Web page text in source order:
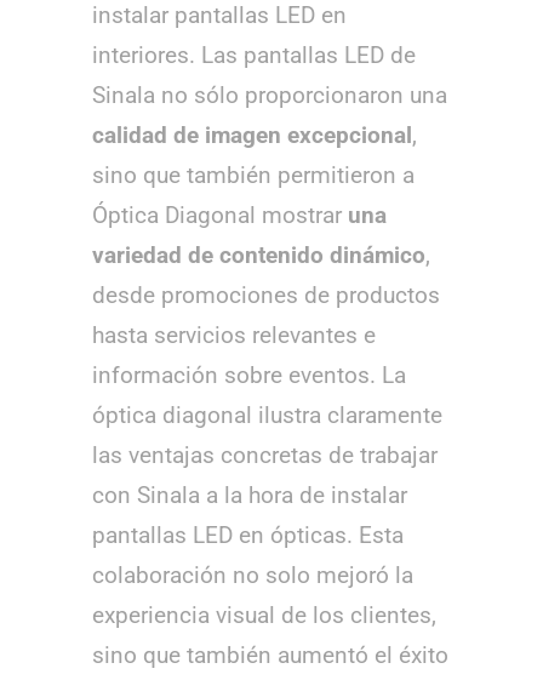
instalar pantallas LED en
interiores. Las pantallas LED de
Sinala no sólo proporcionaron una
calidad de imagen excepcional,
sino que también permitieron a
Óptica Diagonal mostrar una
variedad de contenido dinámico,
desde promociones de productos
hasta servicios relevantes e
información sobre eventos. La
óptica diagonal ilustra claramente
las ventajas concretas de trabajar
con Sinala a la hora de instalar
pantallas LED en ópticas. Esta
colaboración no solo mejoró la
experiencia visual de los clientes,
sino que también aumentó el éxito